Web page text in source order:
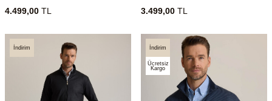
4.499,00 TL 3.499,00 TL
İndirim İndirim
Ücretsiz
Kargo